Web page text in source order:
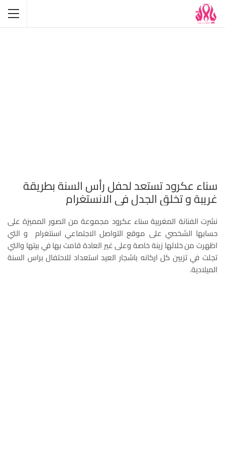
سناء عكرود تستعد لحفل رأس السنة بطريقة
غريبة و تخلق الجدل في الانستغرام
نشرت الفنانة المغربية سناء عكرود مجموعة من الصور المميزة على
حسابها الشخصي على موقع التواصل الاجتماعي اسنتغرام و التي
اظهرت من خلالها زينة خاصة وعلى غير العادة قامت بها في بيتها والتي
تجلت في تزيين كل اركانه باشجار العيد استعداد للاحتفال براس السنة
الميلادية.